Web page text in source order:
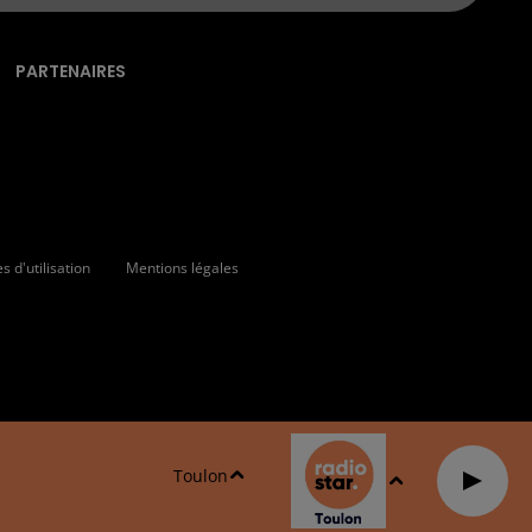
PARTENAIRES
Toulon
d'utilisation Mentions légales